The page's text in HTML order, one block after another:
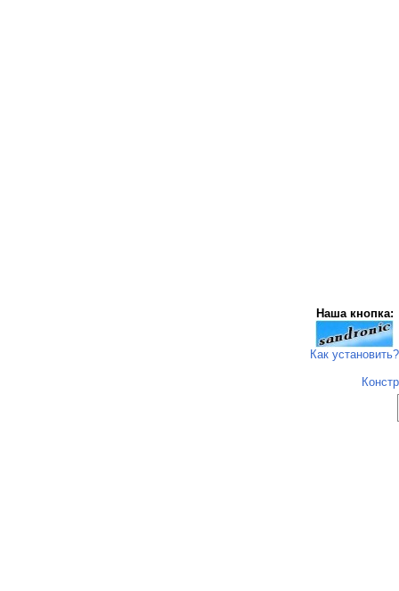
Наша кнопка:
Как установить?